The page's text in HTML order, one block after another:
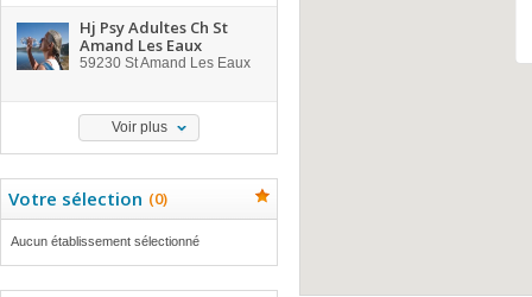
Hj Psy Adultes Ch St
Amand Les Eaux
59230 St Amand Les Eaux
Voir plus
Votre sélection (0)
Aucun établissement sélectionné